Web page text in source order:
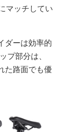
マッチしてい
ダーは効率的
プ部分は、
た路面でも優